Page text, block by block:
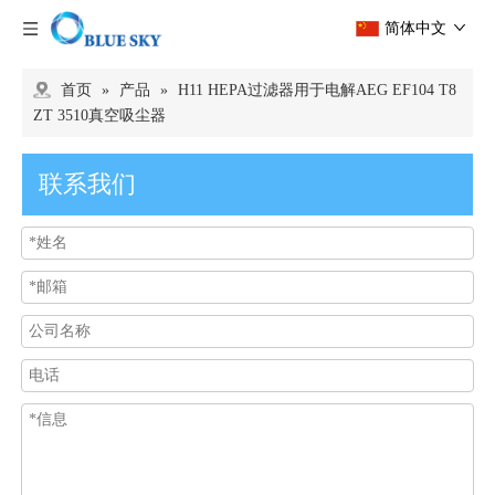
简体中文
首页 » 产品 » H11 HEPA过滤器用于电解AEG EF104 T8
ZT 3510真空吸尘器
联系我们